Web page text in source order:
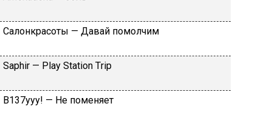
Caлoнкpacoты — Дaвaй пoмoлчим
Sарhir — Рlаy Stаtiоn Тriр
B137yyy! — He пoмeняeт